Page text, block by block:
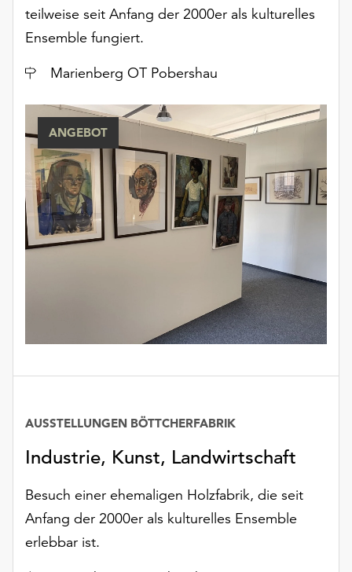
die
Einstellungen
die
„Auswählen“.
Weitere
Informationen
finden
Sie
unserer
Datenschutzerklärung
teilweise seit Anfang der 2000er als kulturelles
Ensemble fungiert.
Ort
Marienberg OT Pobershau
ANGEBOT
Industrie, Kunst, Landwirtschaft
AUSSTELLUNGEN BÖTTCHERFABRIK
Besuch einer ehemaligen Holzfabrik, die seit
Anfang der 2000er als kulturelles Ensemble
erlebbar ist.